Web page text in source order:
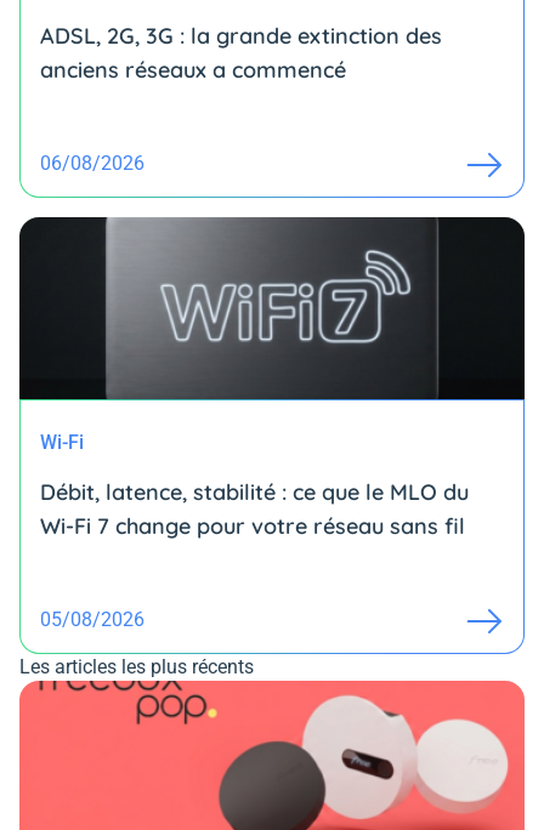
ADSL, 2G, 3G : la grande extinction des
anciens réseaux a commencé
06/08/2026
Wi-Fi
Débit, latence, stabilité : ce que le MLO du
Wi-Fi 7 change pour votre réseau sans fil
05/08/2026
Les articles les plus récents